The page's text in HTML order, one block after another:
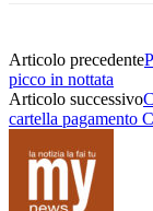
Articolo precedente
picco in nottata
Articolo successivo
cartella pagamento